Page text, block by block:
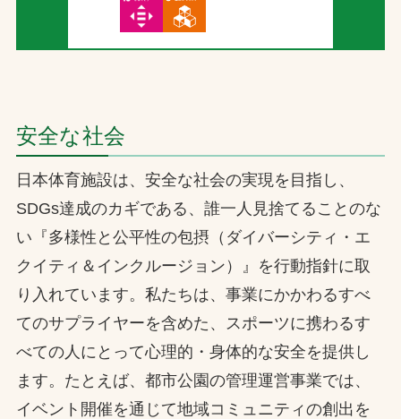
安全な社会
日本体育施設は、安全な社会の実現を目指し、
SDGs達成のカギである、誰一人見捨てることのな
い『多様性と公平性の包摂（ダイバーシティ・エ
クイティ＆インクルージョン）』を行動指針に取
り入れています。私たちは、事業にかかわるすべ
てのサプライヤーを含めた、スポーツに携わるす
べての人にとって心理的・身体的な安全を提供し
ます。たとえば、都市公園の管理運営事業では、
イベント開催を通じて地域コミュニティの創出を